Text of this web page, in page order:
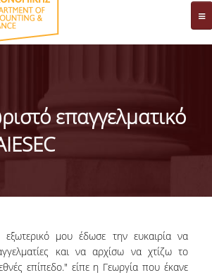
ΓΙΑ ΜΑΘΗΤΕΣ ΛΥΚΕΙΟΥ *
ΜΕ ΜΙΑ ΜΑΤΙΑ
ΔΙΟΙΚΗΣΗ ΤΟΥ ΤΜΗΜΑΤΟΣ
ΔΙΕΘΝΕΙΣ ΣΥΝΕΡΓΑΣΙΕΣ ΜΕ ΠΑΝΕΠΙΣΤΗΜΙΑ
ΤΟΥ ΕΞΩΤΕΡΙΚΟΥ
επαγγελματικό
μου έδωσε την ευκαιρίανα
και να αρχίσω να χτίζω το
επίπεδο." είπε η Γεωργία που έκανε